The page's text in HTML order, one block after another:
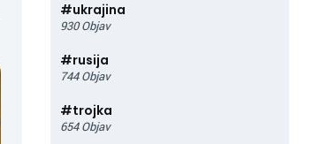
#ukrajina
930 Objav
#rusija
744 Objav
#trojka
654 Objav